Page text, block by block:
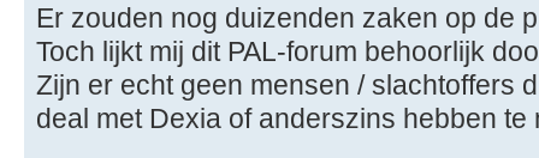
Er zouden nog duizenden zaken op de
Toch lijkt mij dit PAL-forum behoorlijk
Zijn er echt geen mensen / slachtoffers
deal met Dexia of anderszins hebben te